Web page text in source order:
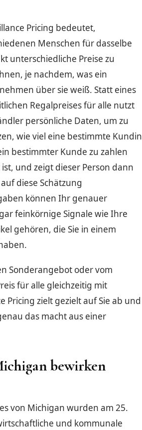
Pricing bedeutet,
Menschen für dasselbe
unterschiedliche Preise zu
je nachdem, was ein
über sie weiß. Statt eines
Regalpreises für alle nutzt
persönliche Daten, um zu
wie viel eine bestimmte Kundin
bestimmter Kunde zu zahlen
und zeigt dieser Person dann
diese Schätzung
können Ihr genauer
feinkörnige Signale wie Ihre
gehören, die Sie in einem
Sonderangebot oder vom
für alle gleichzeitig mit
zielt gezielt auf Sie ab und
das macht aus einer
bewirken
von Michigan wurden am 25.
und kommunale